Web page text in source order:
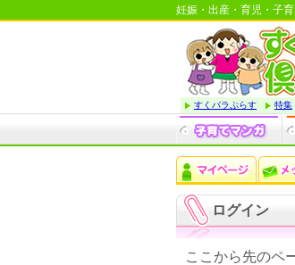
妊娠・出産・育児・子
すくパラぷらす 特集
ログイン
ここから先のペ